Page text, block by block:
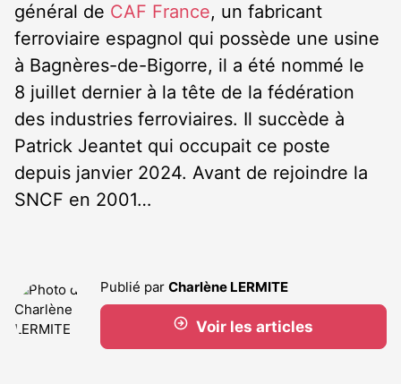
général de CAF France, un fabricant
ferroviaire espagnol qui possède une usine
à Bagnères-de-Bigorre, il a été nommé le
8 juillet dernier à la tête de la fédération
des industries ferroviaires. Il succède à
Patrick Jeantet qui occupait ce poste
depuis janvier 2024. Avant de rejoindre la
SNCF en 2001…
Publié par Charlène LERMITE
Voir les articles